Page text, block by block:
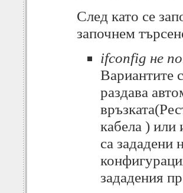
След като се
започнем
ifconfig не
Вариантите
раздава
кабела ) или
са зададени
зададения